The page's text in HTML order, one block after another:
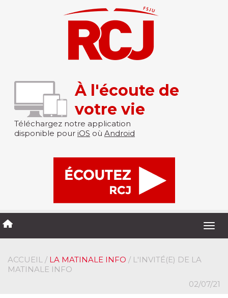
À l'écoute de
votre vie
Téléchargez notre application
disponible pour iOS où Android
ACCUEIL / LA MATINALE INFO / L'INVITÉ(E) DE LA
MATINALE INFO
02/07/21